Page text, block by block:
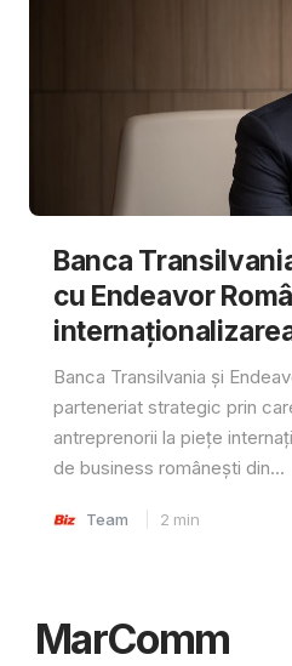
Banca
cu Endeavor
Banca Transilvania și
parteneriat strategic prin
antreprenorii la piețe
de business românești din...
Team 2 min
MarComm